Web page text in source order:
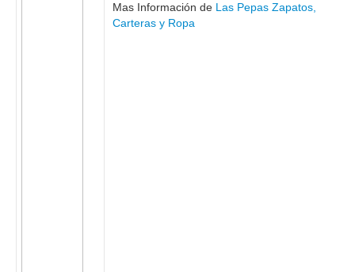
Mas Información de Las Pepas Zapatos,
Carteras y Ropa